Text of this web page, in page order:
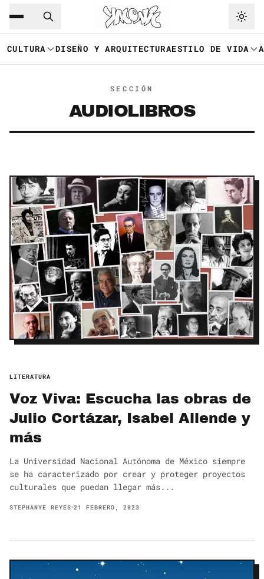
Saltar al contenido principal
CULTURA DISEÑO Y ARQUITECTURAESTILO DE VIDA
SECCIÓN
AUDIOLIBROS
LITERATURA
Voz Viva: Escucha las obras de
Julio Cortázar, Isabel Allende y
más
La Universidad Nacional Autónoma de México siempre
se ha caracterizado por crear y proteger proyectos
culturales que puedan llegar más...
STEPHANYE REYES 21 FEBRERO, 2023